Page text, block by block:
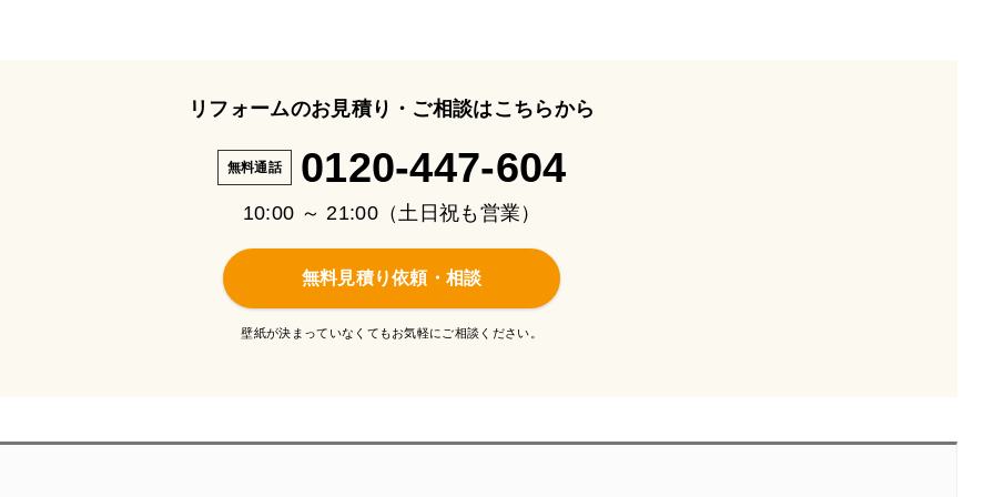
リフォームのお見積り・ご相談はこちらから
無料通話 0120-447-604
10:00 ～ 21:00（土日祝も営業）
無料見積り依頼・相談
壁紙が決まっていなくてもお気軽にご相談ください。